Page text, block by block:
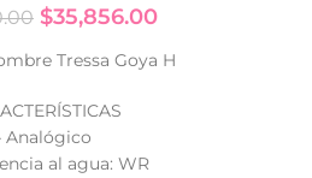
$35,856.00
Tressa Goya H
Analógico
al agua: WR